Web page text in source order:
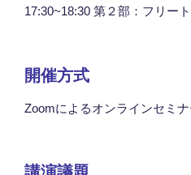
17:30~18:30 第２部：フリー
開催方式
Zoomによるオンラインセミナ